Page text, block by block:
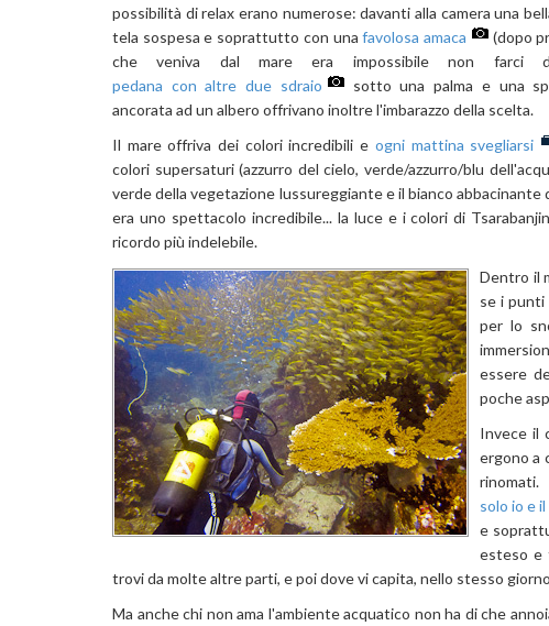
possibilità di relax erano numerose: davanti alla camera una
tela sospesa e soprattutto con unafavolosa amaca
(dopo
che veniva dal mare era impossibile non farci
pedana con altre due sdraio
sotto una palma e una
ancorata ad un albero offrivano inoltre l'imbarazzo della scelta.
Il mare offriva dei colori incredibili e ogni mattina svegliarsi
colori supersaturi (azzurro del cielo, verde/azzurro/blu
verde della vegetazione lussureggiante e il bianco abbacinante
era uno spettacolo incredibile... la luce e i colori di
ricordo più indelebile.
Dentro il
se i punti
per lo
essere
poche
Invece il
ergono a
solo io e
e
esteso e
trovi da molte altre parti, e poi dove vi capita, nello stesso
Ma anche chi non ama l'ambiente acquatico non ha di che